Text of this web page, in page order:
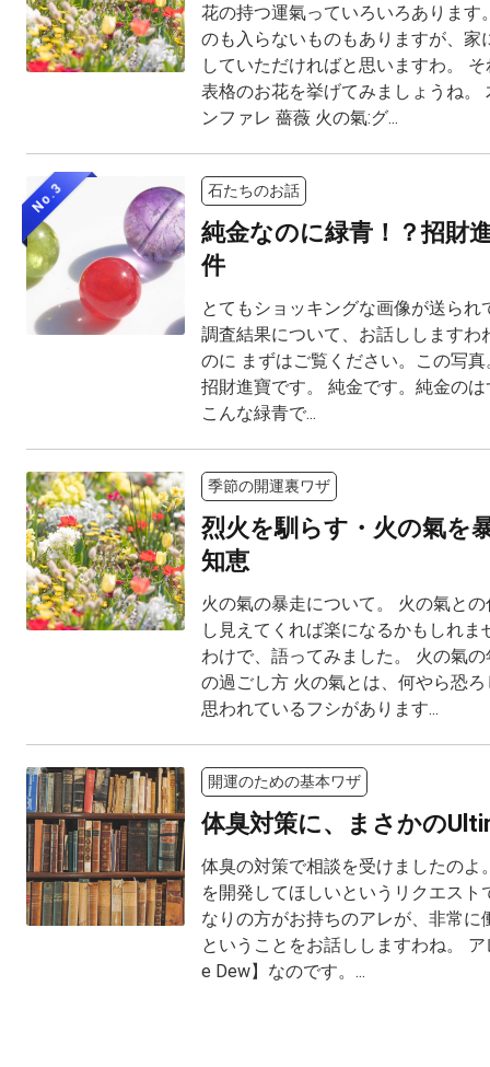
花の持つ運氣っていろいろあります
のも入らないものもありますが、家
していただければと思いますわ。
表格のお花を挙げてみましょうね。
ンファレ 薔薇 火の氣:グ...
No.3 石たちのお話
純金なのに緑青！？招財
件
とてもショッキングな画像が送られ
調査結果について、お話ししますわ
のに まずはご覧ください。この写
招財進寶です。 純金です。純金の
こんな緑青で...
季節の開運裏ワザ
烈火を馴らす・火の氣を
知恵
火の氣の暴走について。 火の氣と
し見えてくれば楽になるかもしれま
わけで、語ってみました。 火の氣
の過ごし方 火の氣とは、何やら恐
思われているフシがあります...
開運のための基本ワザ
体臭対策に、まさかの
体臭の対策で相談を受けましたのよ
を開発してほしいというリクエスト
なりの方がお持ちのアレが、非常に
ということをお話ししますわね。
e Dew】なのです。...